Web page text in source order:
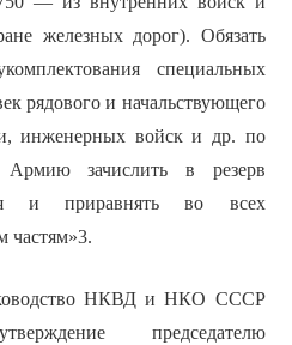
железных дорог). Обязать
специальных
рядового и начальствующего
инженерных войск и др. по
зачислить в резерв
и приравнять во всех
частям»3.
НКВД и НКО СССР
председателю